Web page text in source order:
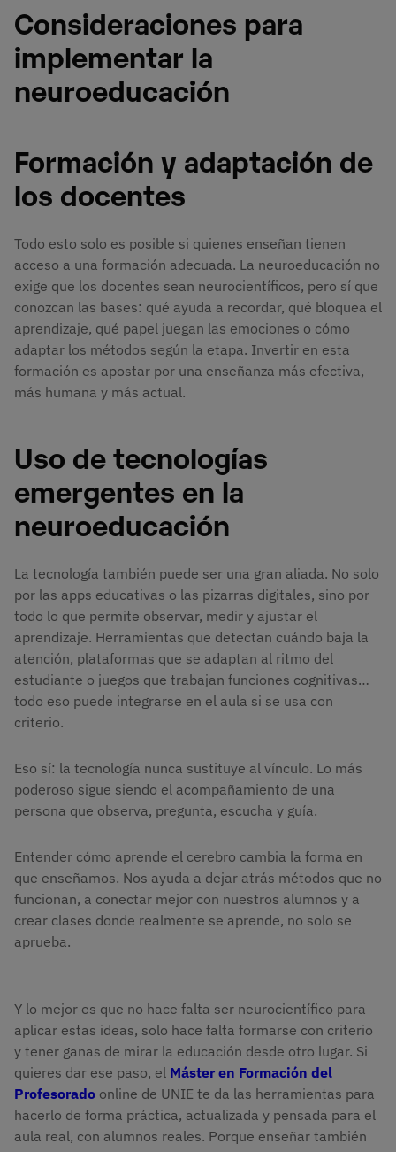
Consideraciones para
implementar la
neuroeducación
Formación y adaptación de
los docentes
Todo esto solo es posible si quienes enseñan tienen
acceso a una formación adecuada. La neuroeducación no
exige que los docentes sean neurocientíficos, pero sí que
conozcan las bases: qué ayuda a recordar, qué bloquea el
aprendizaje, qué papel juegan las emociones o cómo
adaptar los métodos según la etapa. Invertir en esta
formación es apostar por una enseñanza más efectiva,
más humana y más actual.
Uso de tecnologías
emergentes en la
neuroeducación
La tecnología también puede ser una gran aliada. No solo
por las apps educativas o las pizarras digitales, sino por
todo lo que permite observar, medir y ajustar el
aprendizaje. Herramientas que detectan cuándo baja la
atención, plataformas que se adaptan al ritmo del
estudiante o juegos que trabajan funciones cognitivas…
todo eso puede integrarse en el aula si se usa con
criterio.
Eso sí: la tecnología nunca sustituye al vínculo. Lo más
poderoso sigue siendo el acompañamiento de una
persona que observa, pregunta, escucha y guía.
Entender cómo aprende el cerebro cambia la forma en
que enseñamos. Nos ayuda a dejar atrás métodos que no
funcionan, a conectar mejor con nuestros alumnos y a
crear clases donde realmente se aprende, no solo se
aprueba.
Y lo mejor es que no hace falta ser neurocientífico para
aplicar estas ideas, solo hace falta formarse con criterio
y tener ganas de mirar la educación desde otro lugar. Si
quieres dar ese paso, el Máster en Formación del
Profesorado online de UNIE te da las herramientas para
hacerlo de forma práctica, actualizada y pensada para el
aula real, con alumnos reales. Porque enseñar también